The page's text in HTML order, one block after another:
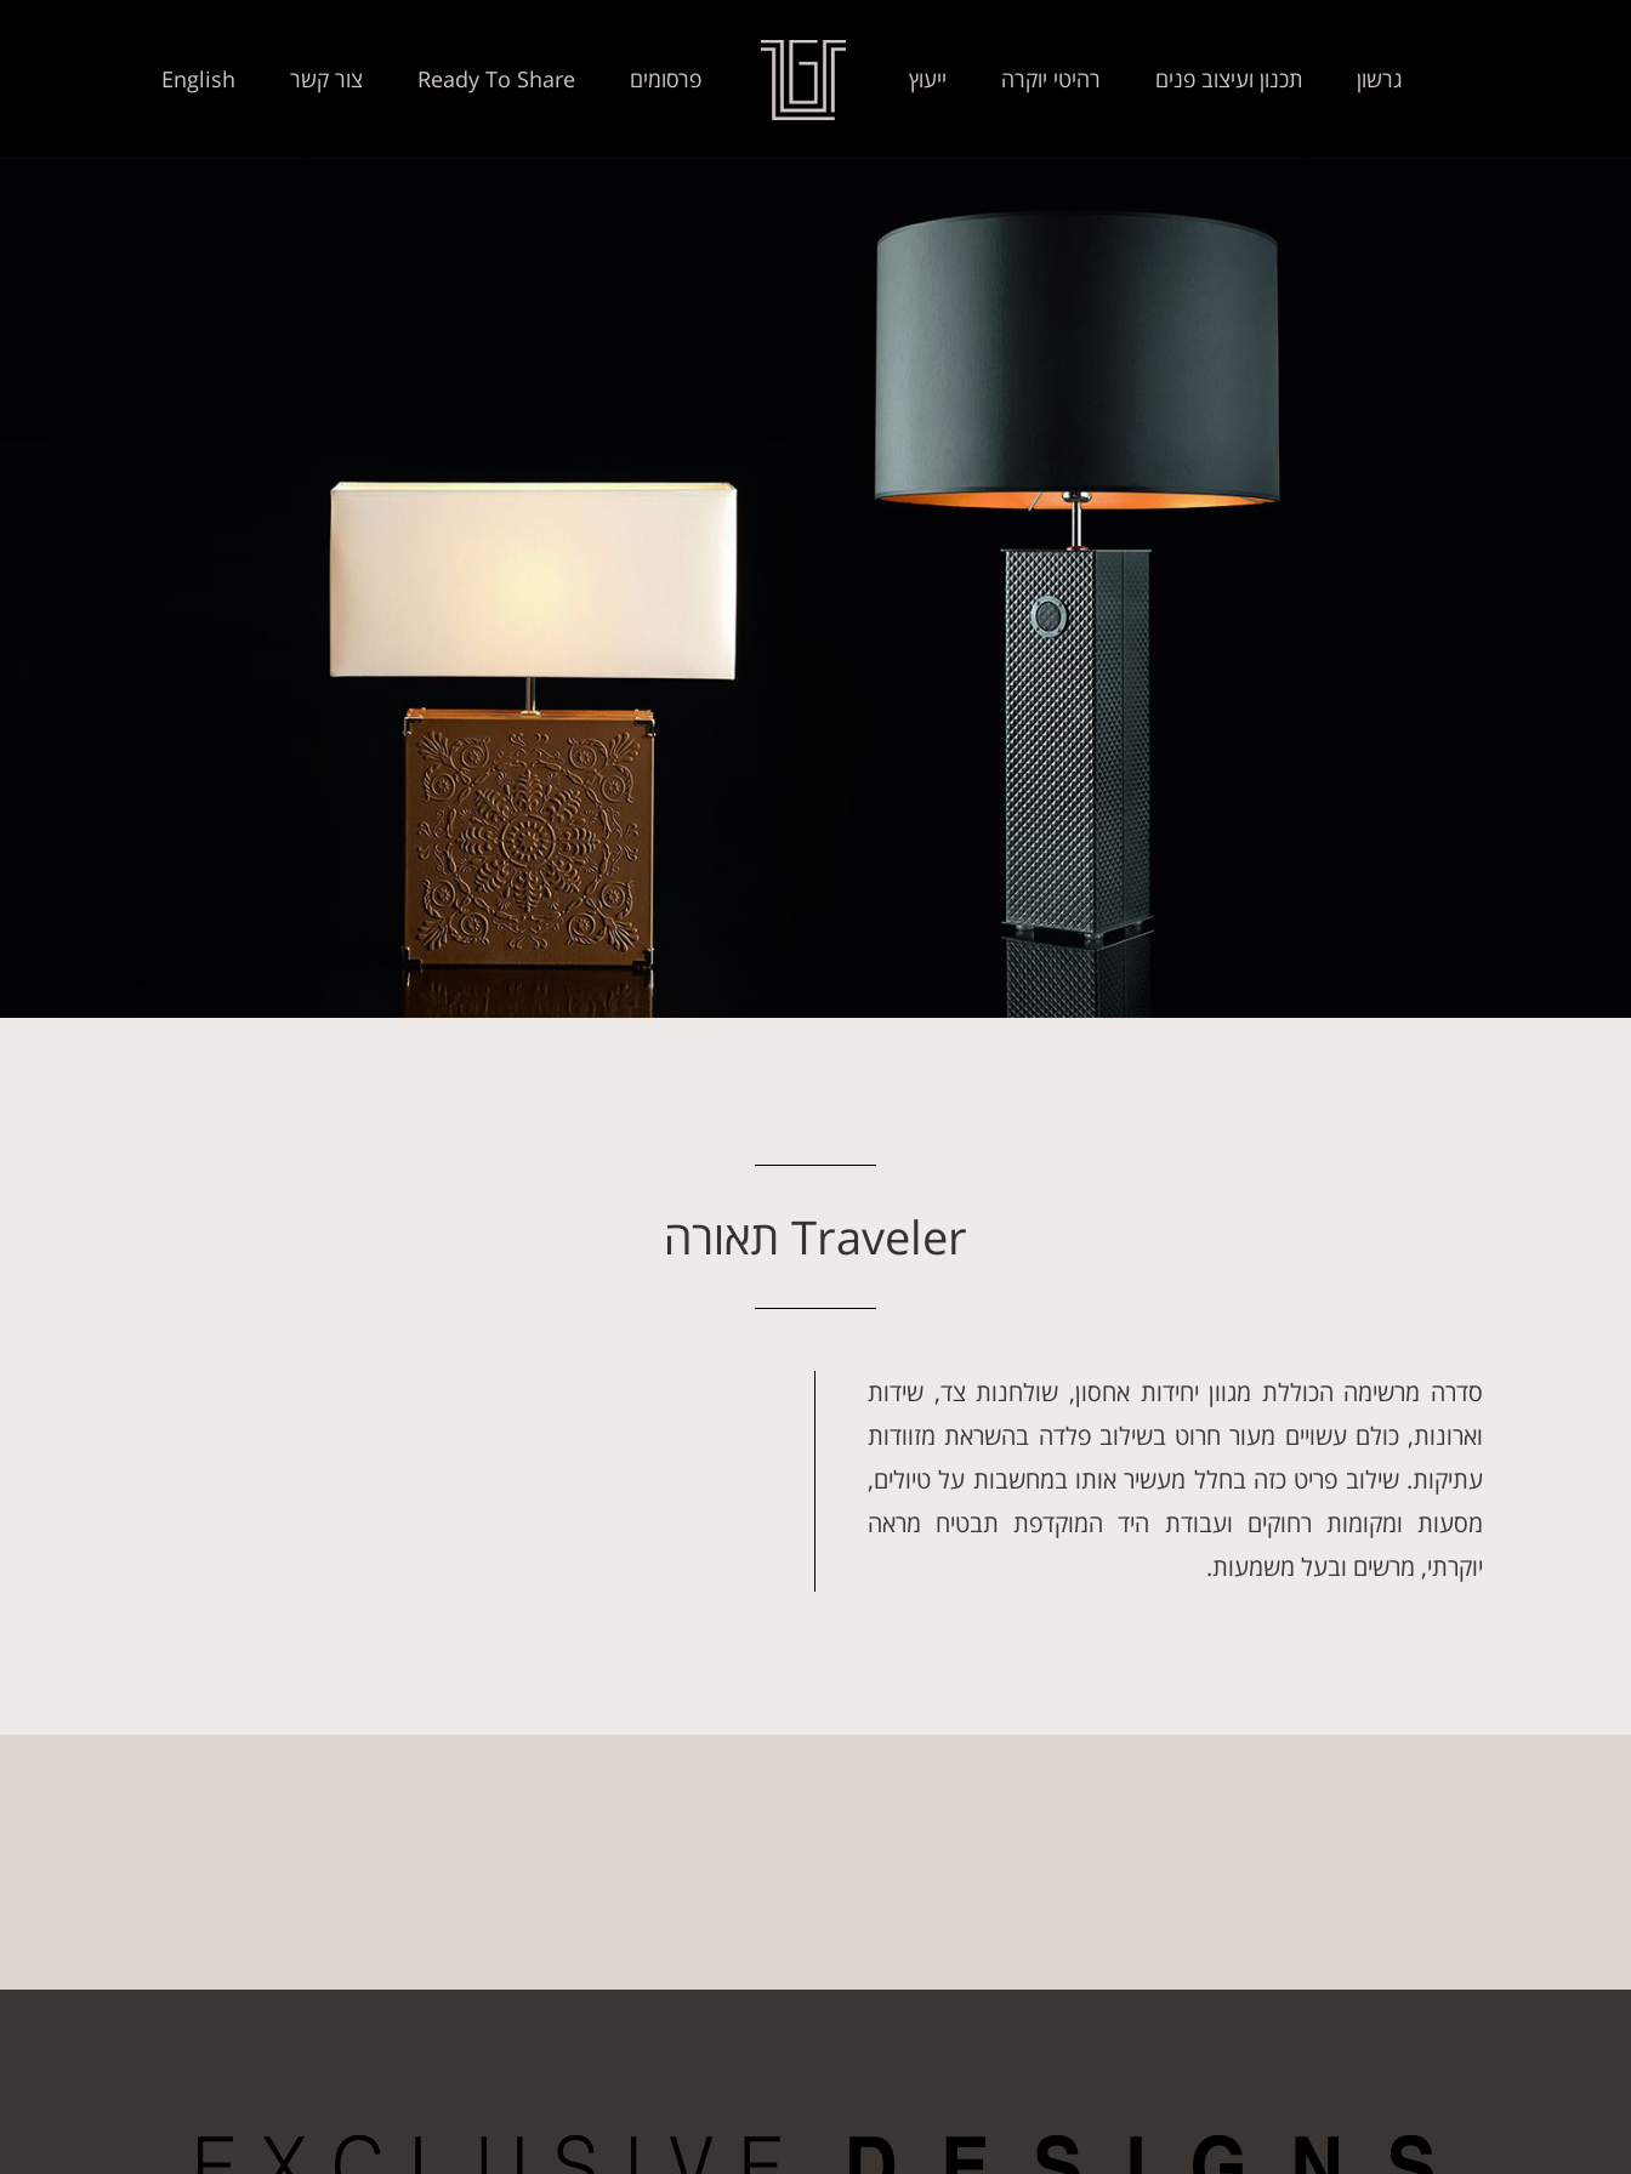
גרשון תכנון ועיצוב פנים רהיטי יוקרה ייעוץ פרסומים Ready To Share צור קשר English
Traveler תאורה
סדרה מרשימה הכוללת מגוון יחידות אחסון, שולחנות צד, שידות
וארונות, כולם עשויים מעור חרוט בשילוב פלדה בהשראת מזוודות
עתיקות. שילוב פריט כזה בחלל מעשיר אותו במחשבות על טיולים,
מסעות ומקומות רחוקים ועבודת היד המוקדפת תבטיח מראה
יוקרתי, מרשים ובעל משמעות.